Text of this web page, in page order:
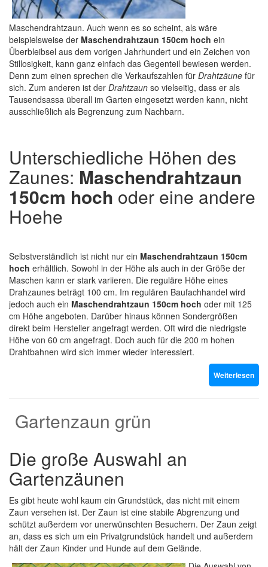
Maschendrahtzaun. Auch wenn es so scheint, als wäre
beispielsweise der Maschendrahtzaun 150cm hoch ein
Überbleibsel aus dem vorigen Jahrhundert und ein Zeichen von
Stillosigkeit, kann ganz einfach das Gegenteil bewiesen werden.
Denn zum einen sprechen die Verkaufszahlen für Drahtzäune für
sich. Zum anderen ist der Drahtzaun so vielseitig, dass er als
Tausendsassa überall im Garten eingesetzt werden kann, nicht
ausschließlich als Begrenzung zum Nachbarn.
Unterschiedliche Höhen des
Zaunes: Maschendrahtzaun
150cm hoch oder eine andere
Hoehe
Selbstverständlich ist nicht nur ein Maschendrahtzaun 150cm
hoch erhältlich. Sowohl in der Höhe als auch in der Größe der
Maschen kann er stark variieren. Die reguläre Höhe eines
Drahzaunes beträgt 100 cm. Im regulären Baufachhandel wird
jedoch auch ein Maschendrahtzaun 150cm hoch oder mit 125
cm Höhe angeboten. Darüber hinaus können Sondergrößen
direkt beim Hersteller angefragt werden. Oft wird die niedrigste
Höhe von 60 cm angefragt. Doch auch für die 200 m hohen
Drahtbahnen wird sich immer wieder interessiert.
Weiterlesen
Gartenzaun grün
Die große Auswahl an
Gartenzäunen
Es gibt heute wohl kaum ein Grundstück, das nicht mit einem
Zaun versehen ist. Der Zaun ist eine stabile Abgrenzung und
schützt außerdem vor unerwünschten Besuchern. Der Zaun zeigt
an, dass es sich um ein Privatgrundstück handelt und außerdem
hält der Zaun Kinder und Hunde auf dem Gelände.